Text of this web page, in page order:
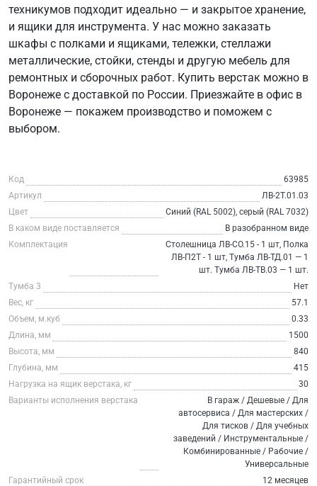
техникумов подходит идеально — и закрытое хранение,
и ящики для инструмента. У нас можно заказать
шкафы с полками и ящиками, тележки, стеллажи
металлические, стойки, стенды и другую мебель для
ремонтных и сборочных работ. Купить верстак можно в
Воронеже с доставкой по России. Приезжайте в офис в
Воронеже — покажем производство и поможем с
выбором.
Код
63985
Артикул
ЛВ-2Т.01.03
Цвет
Синий (RAL 5002), серый (RAL 7032)
В каком виде поставляется
В разобранном виде
Комплектация
Столешница ЛВ-СО.15 - 1 шт, Полка
ЛВ-П2Т - 1 шт, Тумба ЛВ-ТД.01 — 1
шт. Тумба ЛВ-ТВ.03 — 1 шт.
Тумба 3
Нет
Вес, кг
57.1
Объем, м.куб
0.33
Длина, мм
1500
Высота, мм
840
Глубина, мм
415
Нагрузка на ящик верстака, кг
30
Варианты исполнения верстака
В гараж / Дешевые / Для
автосервиса / Для мастерских /
Для тисков / Для учебных
заведений / Инструментальные /
Комбинированные / Рабочие /
Универсальные
Гарантийный срок
12 месяцев